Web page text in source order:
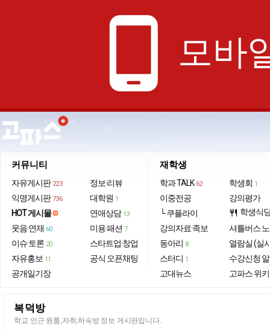
phone_android 모바
커뮤니티
자유게시판 223
익명게시판 736
HOT 게시물
웃음·연재 60
이슈·토론 20
자유홍보 11
공개일기장
정보·리뷰
대학원 1
연애상담 13
미용·패션 7
스타트업·창업
공식 오픈채팅
재학생
학과 TALK 62
이중전공
└ 쿠플라이
강의자료·족보
동아리 8
스터디 1
고대뉴스
학생회 1
강의평가
restaurant 학생식
셔틀버스
열람실 (실
수강신청
고파스 위키
복덕방
학교 인근 원룸,자취,하숙방 정보 게시판입니다.